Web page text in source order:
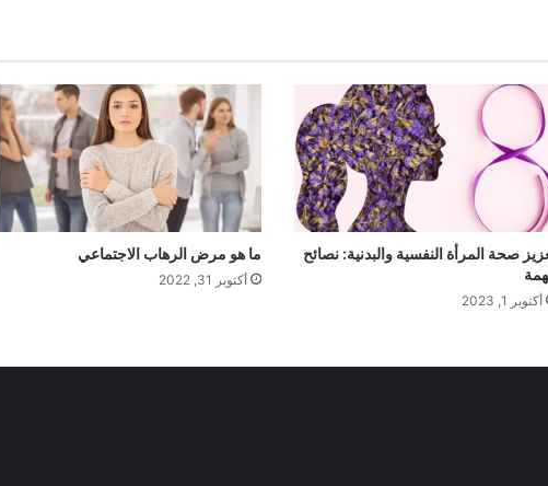
صحة المرأة النفسية والبدنية: نصائح
أكتوبر 1, 2023
ما هو مرض الرهاب الاجتماعي
أكتوبر 31, 2022